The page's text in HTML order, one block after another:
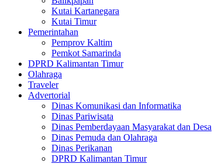
Kutai Kartanegara
Kutai Timur
Pemerintahan
Pemprov Kaltim
Pemkot Samarinda
DPRD Kalimantan Timur
Olahraga
Traveler
Advertorial
Dinas Komunikasi dan Informatika
Dinas Pariwisata
Dinas Pemberdayaan Masyarakat dan Desa
Dinas Pemuda dan Olahraga
Dinas Perikanan
DPRD Kalimantan Timur